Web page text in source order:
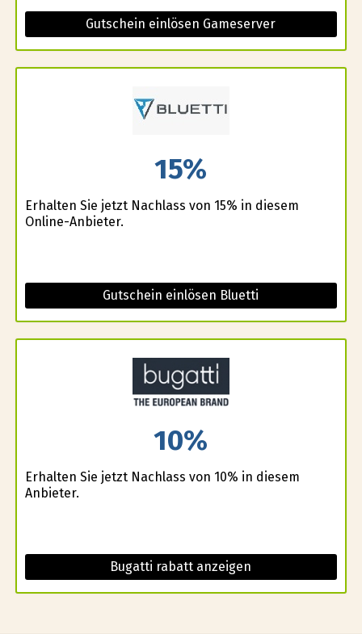
Gutschein einlösen Gameserver
15%
Erhalten Sie jetzt Nachlass von 15% in diesem
Online-Anbieter.
Gutschein einlösen Bluetti
10%
Erhalten Sie jetzt Nachlass von 10% in diesem
Anbieter.
Bugatti rabatt anzeigen